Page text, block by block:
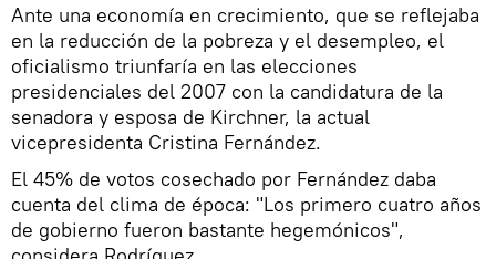
Ante una economía en crecimiento, que se reflejaba
en la reducción de la pobreza y el desempleo, el
oficialismo triunfaría en las elecciones
presidenciales del 2007 con la candidatura de la
senadora y esposa de Kirchner, la actual
vicepresidenta Cristina Fernández.
El 45% de votos cosechado por Fernández daba
cuenta del clima de época: "Los primero cuatro años
de gobierno fueron bastante hegemónicos",